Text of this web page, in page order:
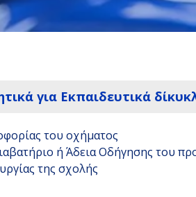
για Εκπαιδευτικά
του οχήματος
ή Άδεια Οδήγησης του
της σχολής